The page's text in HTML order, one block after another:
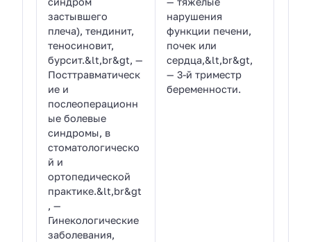
застывшего
плеча), тендинит,
теносиновит,
бурсит.&lt,br&gt, —
Посттравматическ
ие и
послеоперационн
ые болевые
синдромы, в
стоматологическо
й и
ортопедической
практике.&lt,br&gt
, —
Гинекологические
заболевания,
нарушения
функции печени,
почек или
сердца,&lt,br&gt,
— 3-й триместр
беременности.